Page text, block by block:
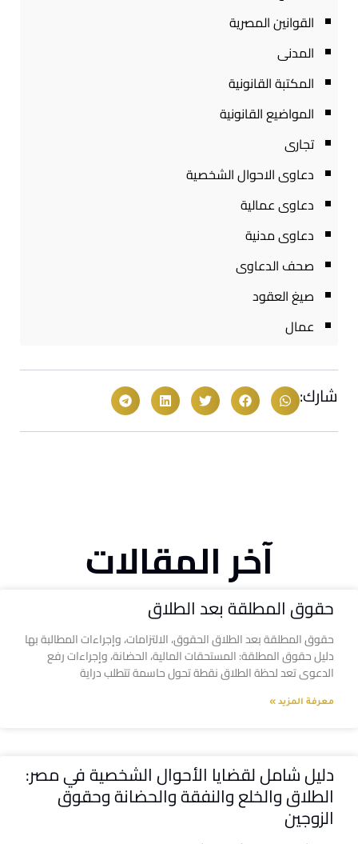
القوانين المصرية
المدنى
المكتبة القانونية
المواضيع القانونية
تجارى
دعاوى الاحوال الشخصية
دعاوى عمالية
دعاوى مدنية
صحف الدعاوى
صيغ العقود
عمال
شارك:
آخر المقالات
حقوق المطلقة بعد الطلاق
حقوق المطلقة بعد الطلاق الحقوق، الالتزامات، وإجراءات المطالبة بها
دليل حقوق المطلقة: المستحقات المالية، الحضانة، وإجراءات رفع
الدعوى تعد لحظة الطلاق نقطة تحول حاسمة تتطلب دراية
معرفة المزيد »
دليل شامل لقضايا الأحوال الشخصية في مصر:
الطلاق والخلع والنفقة والحضانة وحقوق
الزوجين